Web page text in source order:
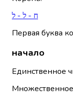
ח - ל - ל
Первая буква
начало
Единственное